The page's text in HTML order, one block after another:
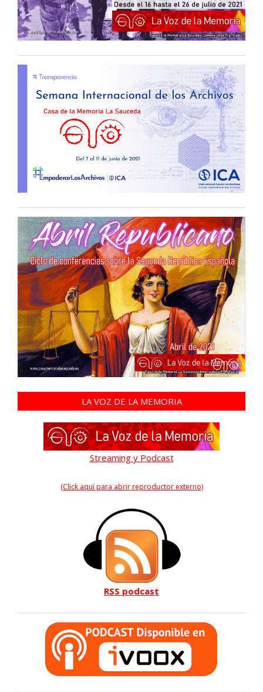
LA VOZ DE LA MEMORIA
Streaming y Podcast
(Click aquí para abrir reproductor externo)
RSS podcast